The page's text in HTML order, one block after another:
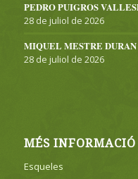
PEDRO PUIGROS
28 de juliol de 2026
MIQUEL MESTRE DURAN
28 de juliol de 2026
MÉS INFORMACIÓ
Esqueles